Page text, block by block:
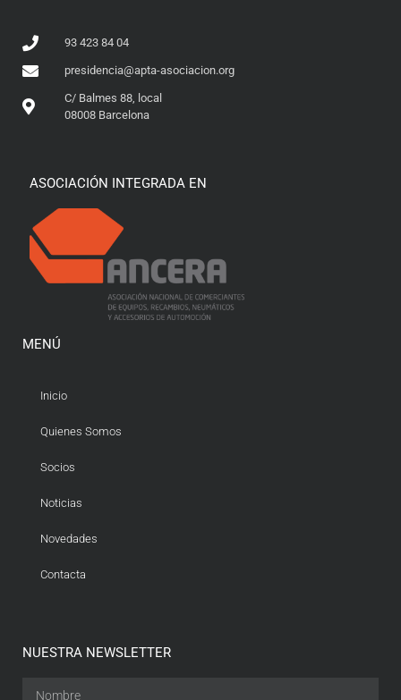
93 423 84 04
presidencia@apta-asociacion.org
C/ Balmes 88, local
08008 Barcelona
ASOCIACIÓN INTEGRADA EN
MENÚ
Inicio
Quienes Somos
Socios
Noticias
Novedades
Contacta
NUESTRA NEWSLETTER